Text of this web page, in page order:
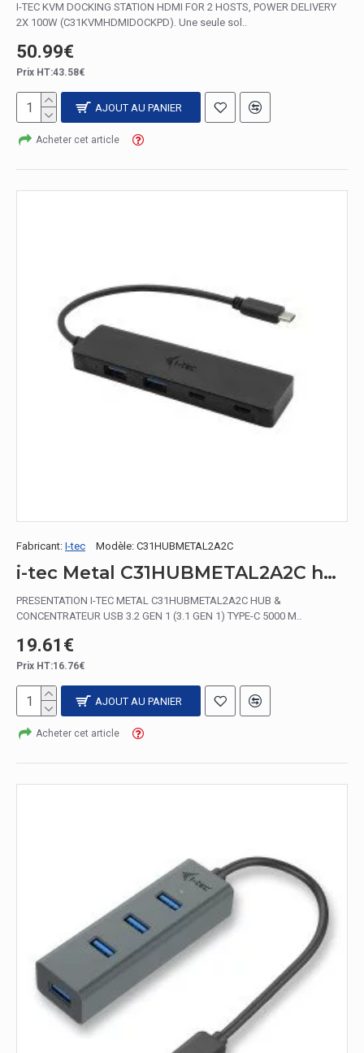
I-TEC KVM DOCKING STATION HDMI FOR 2 HOSTS, POWER DELIVERY
2X 100W (C31KVMHDMIDOCKPD). Une seule sol..
50.99€
Prix HT:43.58€
AJOUT AU PANIER
Acheter cet article
Fabricant: I-tec Modèle: C31HUBMETAL2A2C
i-tec Metal C31HUBMETAL2A2C hub & concentrateur USB 3.2 Gen 1 (3.1 Gen 1) Type-C 5000 Mbit/s Noir
PRESENTATION I-TEC METAL C31HUBMETAL2A2C HUB &
CONCENTRATEUR USB 3.2 GEN 1 (3.1 GEN 1) TYPE-C 5000 M..
19.61€
Prix HT:16.76€
AJOUT AU PANIER
Acheter cet article